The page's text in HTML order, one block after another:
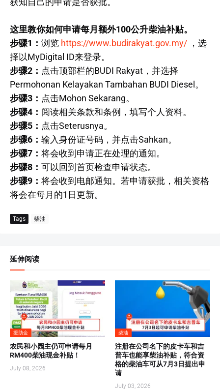
这里教你如何申请每月额外100公升柴油补贴。
步骤1： 浏览 https://www.budirakyat.gov.my/ ，选
择以MyDigital ID来登录。
步骤2： 点击顶部栏的BUDI Rakyat，并选择
Permohonan Kelayakan Tambahan BUDI Diesel。
步骤3： 点击Mohon Sekarang。
步骤4： 阅读相关条款和条例，填写个人资料。
步骤5： 点击Seterusnya。
步骤6： 输入身份证号码，并点击Sahkan。
步骤7： 将会收到申请正在处理的通知。
步骤8： 可以回到首页检查申请状态。
步骤9： 将会收到电邮通知。若申请获批，相关资格
将会在每月的1日更新。
Tags 柴油
延伸阅读
援助金
农民和小园主仍可申请每月
RM400柴油现金补贴！
July 08, 2026
柴油
注册在公司名下的皮卡车和吉
普车也能享柴油补贴，符合资
格的柴油车可从7月3日提出申
请
July 03, 2026